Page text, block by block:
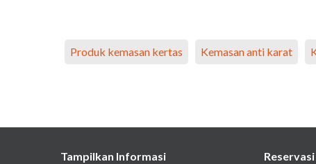
Produk kemasan kertas Kemasan anti karat
Tampilkan Informasi
Reservasi